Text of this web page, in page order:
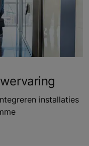
installaties